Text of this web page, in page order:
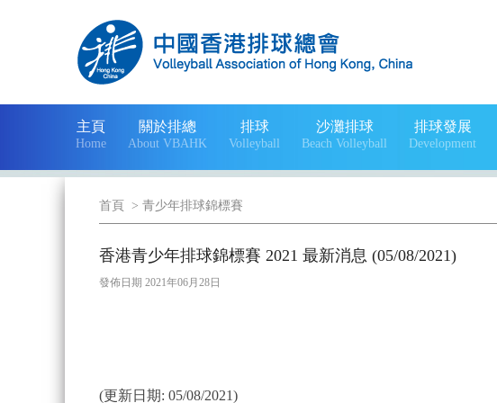
主頁
Home
關於排總
About VBAHK
排球
Volleyball
沙灘排球
Beach Volleyball
排球發展
Development
首頁 > 青少年排球錦標賽
香港青少年排球錦標賽 2021 最新消息 (05/08/2021)
發佈日期 2021年06月28日
(更新日期: 05/08/2021)